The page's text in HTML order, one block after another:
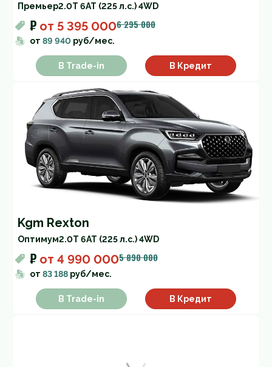
Премьер2.0T 6AT (225 л.с.) 4WD
₽ от 5 395 0006 295 000
от 89 940 руб/мес.
В Trade-in В Кредит
Kgm Rexton
Оптимум2.0T 6AT (225 л.с.) 4WD
₽ от 4 990 0005 890 000
от 83 188 руб/мес.
В Trade-in В Кредит